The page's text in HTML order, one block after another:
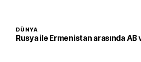
DÜNYA
Rusya ile Ermenistan arasında AB